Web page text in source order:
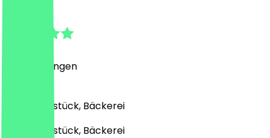
Bewertungen
Café, Frühstück, Bäckerei
Café, Frühstück, Bäckerei